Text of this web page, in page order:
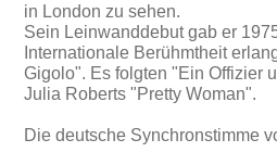
in London zu sehen.
Sein Leinwanddebut gab er
Internationale Berühmtheit
Gigolo". Es folgten "Ein Offizier
Julia Roberts "Pretty Woman".
Die deutsche Synchronstimme